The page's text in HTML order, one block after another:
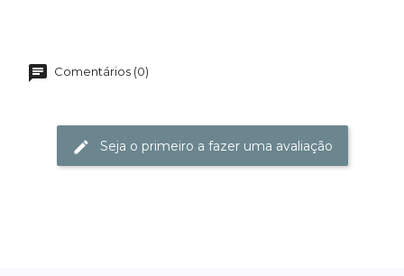
Comentários (0)
Seja o primeiro a fazer uma avaliação